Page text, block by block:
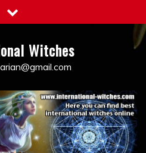
Witches